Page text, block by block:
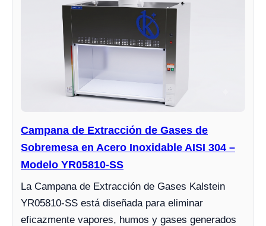
Campana de Extracción de Gases de
Sobremesa en Acero Inoxidable AISI 304 –
Modelo YR05810-SS
La Campana de Extracción de Gases Kalstein
YR05810-SS está diseñada para eliminar
eficazmente vapores, humos y gases generados